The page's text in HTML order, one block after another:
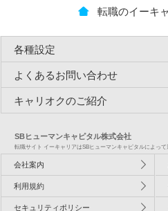
転職のイーキ
各種設定
よくあるお問い合わせ
キャリオクのご紹介
SBヒューマンキャピタル株式会社
転職サイト イーキャリアはSBヒューマンキャピタルによって
会社案内
利用規約
セキュリティポリシー